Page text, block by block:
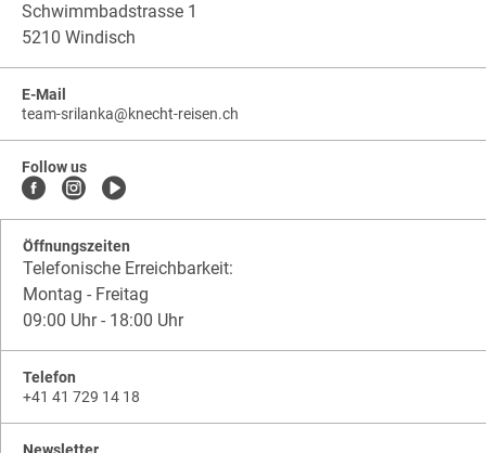
Schwimmbadstrasse 1
5210 Windisch
E-Mail
team-srilanka@knecht-reisen.ch
Follow us
Öffnungszeiten
Telefonische Erreichbarkeit:
Montag - Freitag
09:00 Uhr - 18:00 Uhr
Telefon
+41 41 729 14 18